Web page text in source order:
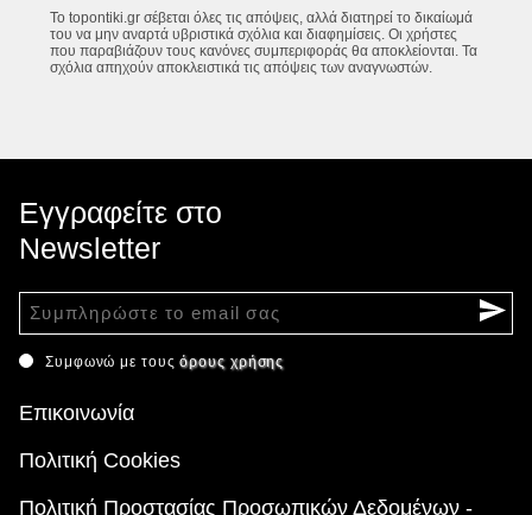
Το topontiki.gr σέβεται όλες τις απόψεις, αλλά διατηρεί το δικαίωμά
του να μην αναρτά υβριστικά σχόλια και διαφημίσεις. Οι χρήστες
που παραβιάζουν τους κανόνες συμπεριφοράς θα αποκλείονται. Τα
σχόλια απηχούν αποκλειστικά τις απόψεις των αναγνωστών.
Εγγραφείτε στο
Newsletter
Συμφωνώ με τουςόρους χρήσης
Επικοινωνία
Πολιτική Cookies
Πολιτική Προστασίας Προσωπικών Δεδομένων -